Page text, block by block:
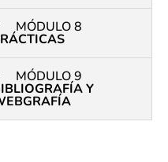
MÓDULO 8
MÓDULO 9
Y